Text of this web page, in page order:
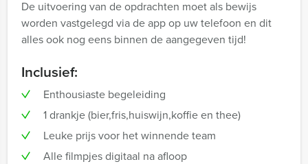
De uitvoering van de opdrachten moet als bewijs
worden vastgelegd via de app op uw telefoon en dit
alles ook nog eens binnen de aangegeven tijd!
Inclusief:
Enthousiaste begeleiding
1 drankje (bier,fris,huiswijn,koffie en thee)
Leuke prijs voor het winnende team
Alle filmpjes digitaal na afloop